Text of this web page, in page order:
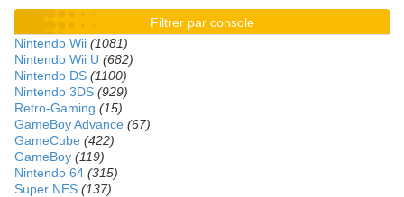
Filtrer par console
Nintendo Wii (1081)
Nintendo Wii U (682)
Nintendo DS (1100)
Nintendo 3DS (929)
Retro-Gaming (15)
GameBoy Advance (67)
GameCube (422)
GameBoy (119)
Nintendo 64 (315)
Super NES (137)